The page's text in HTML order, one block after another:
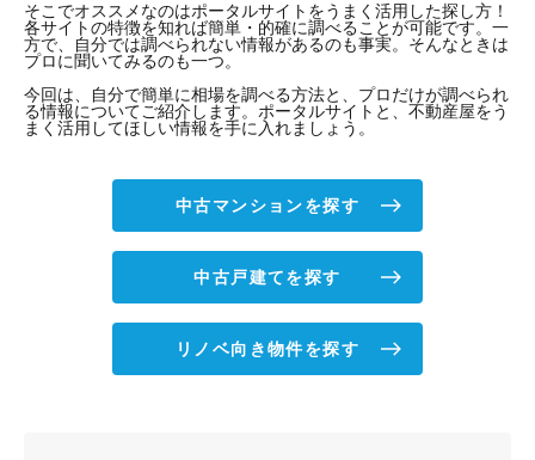
そこでオススメなのはポータルサイトをうまく活用した探し方！
各サイトの特徴を知れば簡単・的確に調べることが可能です。一
方で、自分では調べられない情報があるのも事実。そんなときは
プロに聞いてみるのも一つ。
今回は、自分で簡単に相場を調べる方法と、プロだけが調べられ
る情報についてご紹介します。ポータルサイトと、不動産屋をう
まく活用してほしい情報を手に入れましょう。
中古マンションを探す
中古戸建てを探す
リノベ向き物件を探す